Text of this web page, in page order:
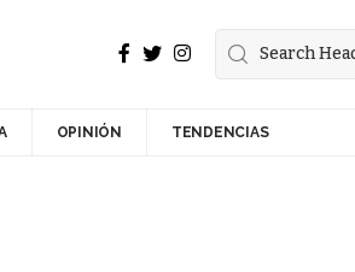
OPINIÓN TENDENCIAS